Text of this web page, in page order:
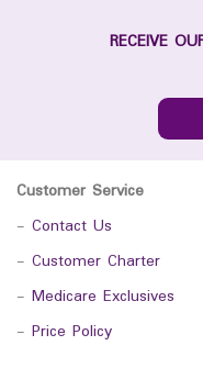
RECEIVE
Customer Service
- Contact Us
- Customer Charter
- Medicare Exclusives
- Price Policy